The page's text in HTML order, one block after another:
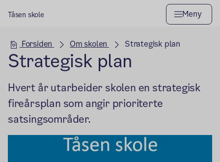
Tåsen skole Meny
Hovedseksjon
Forsiden Om skolen Strategisk plan
Strategisk plan
Hvert år utarbeider skolen en strategisk
fireårsplan som angir prioriterte
satsingsområder.